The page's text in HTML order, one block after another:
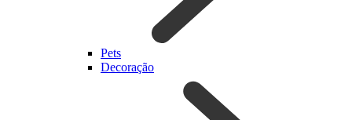
Pets
Decoração